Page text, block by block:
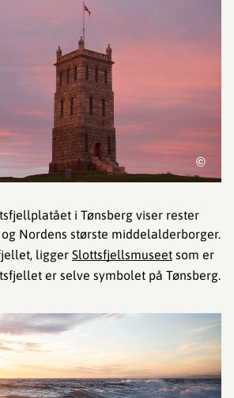
©
i Tønsberg viser rester
Nordens største middelalderborger.
ligger Slottsfjellsmuseet som er
er selve symbolet på Tønsberg.